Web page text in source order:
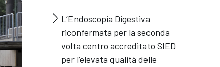
L’Endoscopia Digestiva
riconfermata per la seconda
volta centro accreditato SIED
per l’elevata qualità delle